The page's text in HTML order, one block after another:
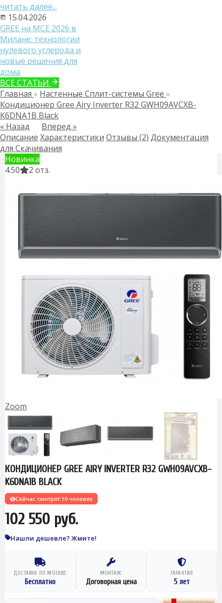
читать далее...
15.04.2026
GREE на MCE 2026 в
Милане: технологии
нулевого углерода и
новые решения для
дома
ВСЕ СТАТЬИ
Главная » Настенные Сплит-системы Gree »
Кондиционер Gree Airy Inverter R32 GWH09AVCXB-
K6DNA1B Black
« Назад
Вперед »
Описание Характеристики Отзывы (2) Документация
для Скачивания
Новинка
4.50
2 отз.
Zoom
КОНДИЦИОНЕР GREE AIRY INVERTER R32 GWH09AVCXB-
K6DNA1B BLACK
Сейчас смотрят:10 человек
102 550 руб.
Нашли дешевле? Жмите!
ДОСТАВКА ПО МОСКВЕ:
Бесплатно
МОНТАЖ:
Договорная цена
ГАРАНТИЯ
5 лет